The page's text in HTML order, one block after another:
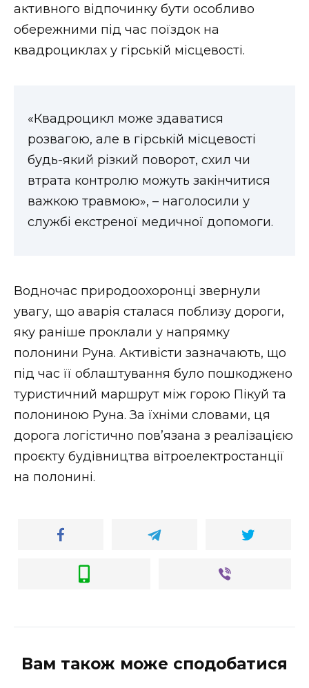
активного відпочинку бути особливо
обережними під час поїздок на
квадроциклах у гірській місцевості.
«Квадроцикл може здаватися
розвагою, але в гірській місцевості
будь-який різкий поворот, схил чи
втрата контролю можуть закінчитися
важкою травмою», – наголосили у
службі екстреної медичної допомоги.
Водночас природоохоронці звернули
увагу, що аварія сталася поблизу дороги,
яку раніше проклали у напрямку
полонини Руна. Активісти зазначають, що
під час її облаштування було пошкоджено
туристичний маршрут між горою Пікуй та
полониною Руна. За їхніми словами, ця
дорога логістично пов’язана з реалізацією
проєкту будівництва вітроелектростанції
на полонині.
Вам також може сподобатися